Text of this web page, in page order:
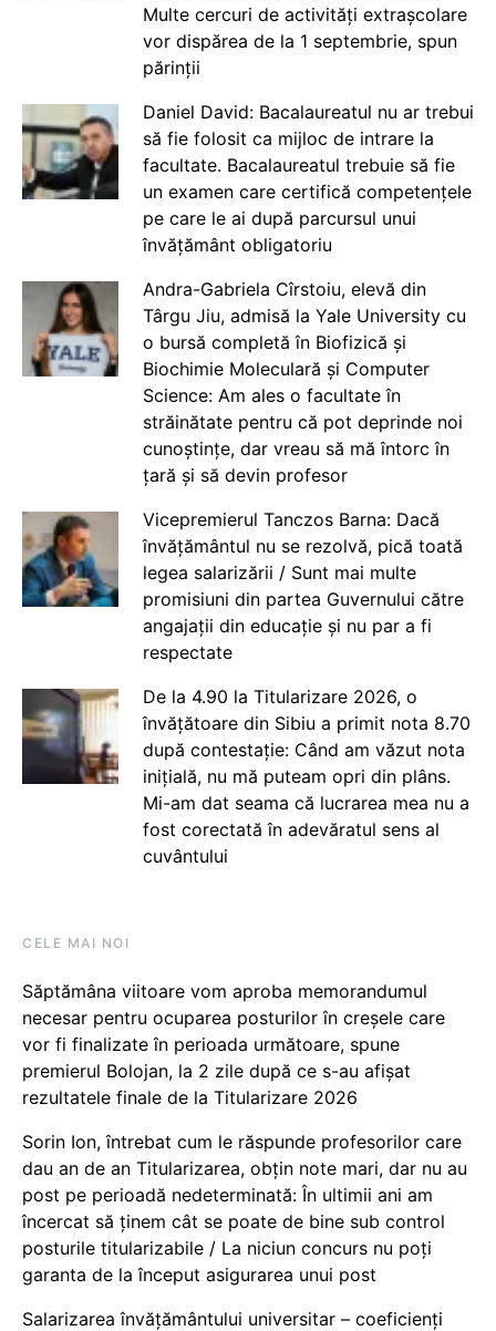
Multe cercuri de activități extrașcolare
vor dispărea de la 1 septembrie, spun
părinții
Daniel David: Bacalaureatul nu ar trebui
să fie folosit ca mijloc de intrare la
facultate. Bacalaureatul trebuie să fie
un examen care certifică competențele
pe care le ai după parcursul unui
învățământ obligatoriu
Andra-Gabriela Cîrstoiu, elevă din
Târgu Jiu, admisă la Yale University cu
o bursă completă în Biofizică și
Biochimie Moleculară și Computer
Science: Am ales o facultate în
străinătate pentru că pot deprinde noi
cunoștințe, dar vreau să mă întorc în
țară și să devin profesor
Vicepremierul Tanczos Barna: Dacă
învățământul nu se rezolvă, pică toată
legea salarizării / Sunt mai multe
promisiuni din partea Guvernului către
angajații din educație și nu par a fi
respectate
De la 4.90 la Titularizare 2026, o
învățătoare din Sibiu a primit nota 8.70
după contestație: Când am văzut nota
inițială, nu mă puteam opri din plâns.
Mi-am dat seama că lucrarea mea nu a
fost corectată în adevăratul sens al
cuvântului
CELE MAI NOI
Săptămâna viitoare vom aproba memorandumul
necesar pentru ocuparea posturilor în creșele care
vor fi finalizate în perioada următoare, spune
premierul Bolojan, la 2 zile după ce s-au afișat
rezultatele finale de la Titularizare 2026
Sorin Ion, întrebat cum le răspunde profesorilor care
dau an de an Titularizarea, obțin note mari, dar nu au
post pe perioadă nedeterminată: În ultimii ani am
încercat să ținem cât se poate de bine sub control
posturile titularizabile / La niciun concurs nu poți
garanta de la început asigurarea unui post
Salarizarea învățământului universitar – coeficienți